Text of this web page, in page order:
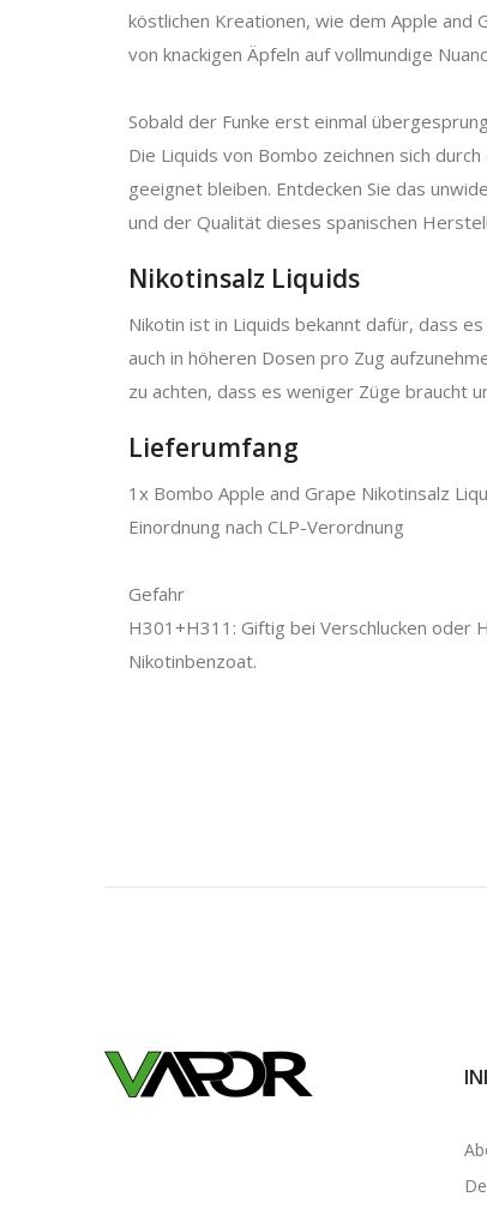
köstlichen Kreationen, wie dem Apple and
von knackigen Äpfeln auf vollmundige
Sobald der Funke erst einmal
Die Liquids von Bombo zeichnen sich
geeignet bleiben. Entdecken Sie das
und der Qualität dieses spanischen
Nikotinsalz Liquids
Nikotin ist in Liquids bekannt dafür, dass
auch in höheren Dosen pro Zug
zu achten, dass es weniger Züge braucht
Lieferumfang
1x Bombo Apple and Grape Nikotinsalz
Einordnung nach CLP-Verordnung
Gefahr
H301+H311: Giftig bei Verschlucken oder
Nikotinbenzoat.